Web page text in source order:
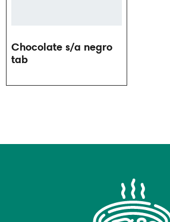
Chocolate s/a negro
tab